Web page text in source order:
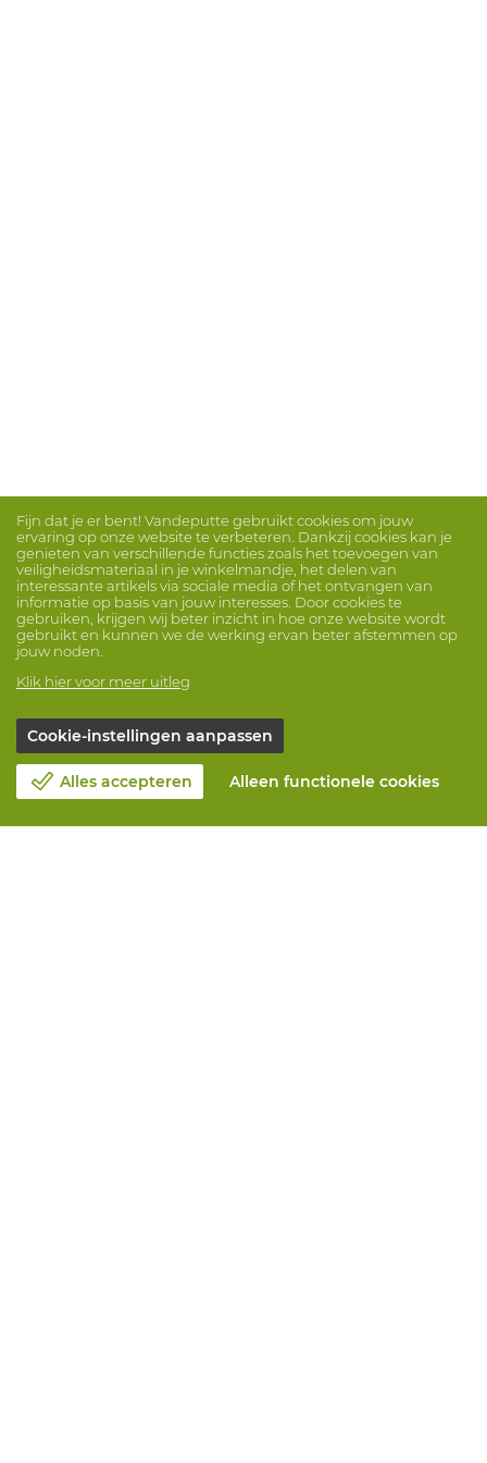
Fijn dat je er bent! Vandeputte gebruikt cookies om jouw
ervaring op onze website te verbeteren. Dankzij cookies kan je
genieten van verschillende functies zoals het toevoegen van
veiligheidsmateriaal in je winkelmandje, het delen van
interessante artikels via sociale media of het ontvangen van
informatie op basis van jouw interesses. Door cookies te
gebruiken, krijgen wij beter inzicht in hoe onze website wordt
gebruikt en kunnen we de werking ervan beter afstemmen op
jouw noden.
Klik hier voor meer uitleg
Cookie-instellingen aanpassen
Alles accepteren Alleen functionele cookies